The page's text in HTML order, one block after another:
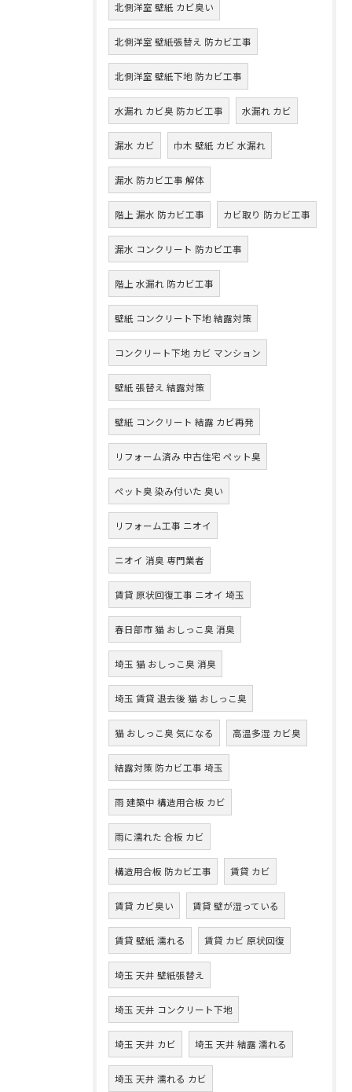
北側洋室 壁紙 カビ臭い
北側洋室 壁紙張替え 防カビ工事
北側洋室 壁紙下地 防カビ工事
水漏れ カビ臭 防カビ工事 水漏れ カビ
漏水 カビ 巾木 壁紙 カビ 水漏れ
漏水 防カビ工事 解体
階上 漏水 防カビ工事 カビ取り 防カビ工事
漏水 コンクリート 防カビ工事
階上 水漏れ 防カビ工事
壁紙 コンクリート下地 結露対策
コンクリート下地 カビ マンション
壁紙 張替え 結露対策
壁紙 コンクリート 結露 カビ再発
リフォーム済み 中古住宅 ペット臭
ペット臭 染み付いた 臭い
リフォーム工事 ニオイ
ニオイ 消臭 専門業者
賃貸 原状回復工事 ニオイ 埼玉
春日部市 猫 おしっこ臭 消臭
埼玉 猫 おしっこ臭 消臭
埼玉 賃貸 退去後 猫 おしっこ臭
猫 おしっこ臭 気になる 高温多湿 カビ臭
結露対策 防カビ工事 埼玉
雨 建築中 構造用合板 カビ
雨に濡れた 合板 カビ
構造用合板 防カビ工事 賃貸 カビ
賃貸 カビ臭い 賃貸 壁が湿っている
賃貸 壁紙 濡れる 賃貸 カビ 原状回復
埼玉 天井 壁紙張替え
埼玉 天井 コンクリート下地
埼玉 天井 カビ 埼玉 天井 結露 濡れる
埼玉 天井 濡れる カビ